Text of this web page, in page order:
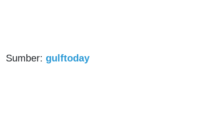
Sumber: gulftoday